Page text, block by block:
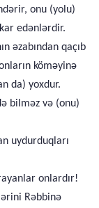
onu (yolu)
edənlərdir.
əzabından qaçıb
köməyinə
da) yoxdur.
bilməz və (onu)
uydurduqları
onlardır!
Rəbbinə